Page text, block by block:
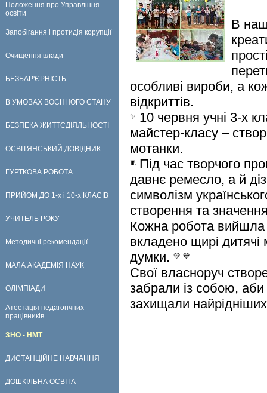
Положення про Управління
освіти
Запобігання і протидія корупції
Очищення влади
БЕЗБАР'ЄРНІСТЬ
В УМОВАХ ВОЄННОГО СТАНУ
БЕЗПЕКА ЖИТТЄДІЯЛЬНОСТІ
ОСВІТЯНСЬКИЙ ДОВІДНИК
ГУРТКОВА РОБОТА
ПРИЙОМ ДО 1-х і 10-х КЛАСІВ
УЧИТЕЛЬ РОКУ
Методичні рекомендації
МАЛА АКАДЕМІЯ НАУК
ОЛІМПІАДИ
Атестація педагогічних
працівників
ЗНО - НМТ
ДИСТАНЦІЙНЕ НАВЧАННЯ
ДОШКІЛЬНА ОСВІТА
В
особливі вироби, а
відкриттів.
10 червня учні 3-х
майстер-класу –
мотанки.
Під час творчого
давнє ремесло, а й
символізм
створення та
Кожна робота вийшла
вкладено щирі дитячі
думки.
Свої власноруч
забрали із собою,
захищали найрідніших